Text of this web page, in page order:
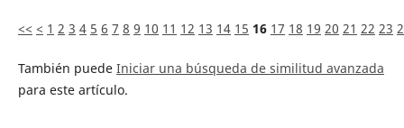
<< < 1 2 3 4 5 6 7 8 9 10 11 12 13 14 15 16 17 18 19 20 21 22 23
También puede Iniciar una búsqueda de similitud avanzada
para este artículo.